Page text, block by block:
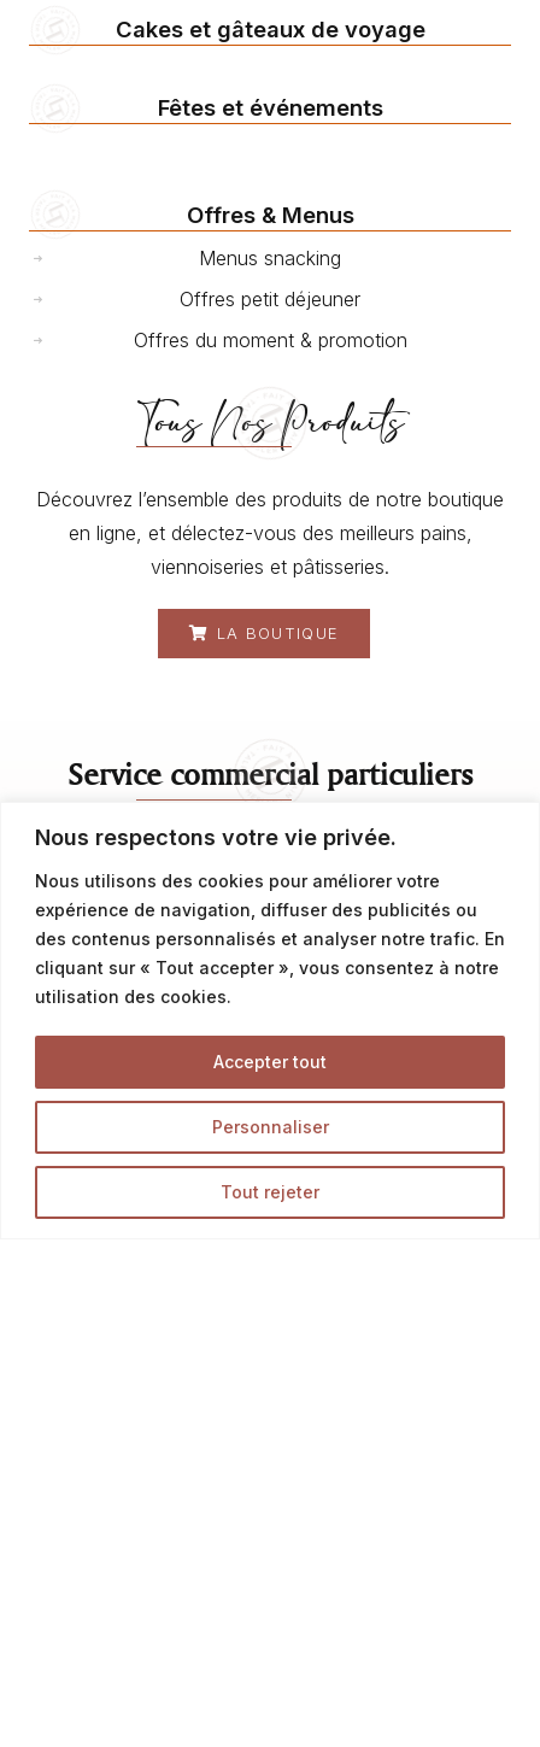
Nous respectons votre vie privée.
Nous utilisons des cookies pour améliorer votre
expérience de navigation, diffuser des publicités ou
des contenus personnalisés et analyser notre trafic. En
cliquant sur « Tout accepter », vous consentez à notre
utilisation des cookies.
Personnaliser
Tout rejeter
Accepter tout
Cakes et gâteaux de voyage
Fêtes et événements
Offres & Menus
Menus snacking
Offres petit déjeuner
Offres du moment & promotion
Tous Nos Produits
Découvrez l’ensemble des produits de notre boutique
en ligne, et délectez-vous des meilleurs pains,
viennoiseries et pâtisseries.
LA BOUTIQUE
Service commercial particuliers
contact@latalemelerie.com
04 76 43 20 09
Service commercial professionnels
commercial@latalemelerie.com
04 76 43 20 09
Accueil